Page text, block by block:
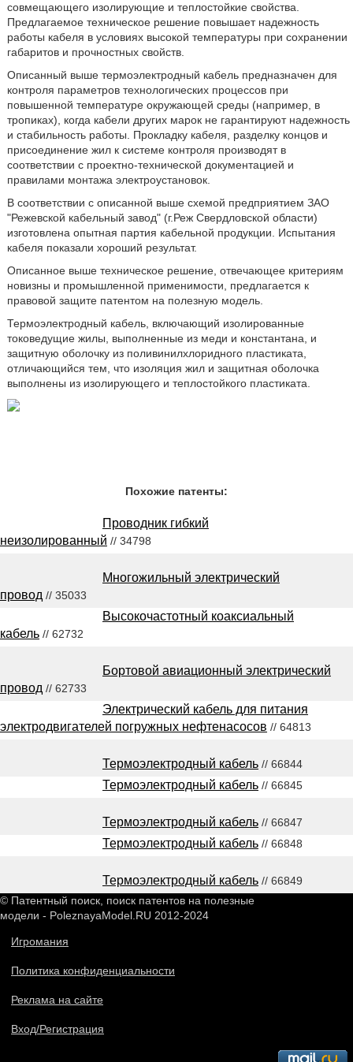
совмещающего изолирующие и теплостойкие свойства.
Предлагаемое техническое решение повышает надежность
работы кабеля в условиях высокой температуры при сохранении
габаритов и прочностных свойств.
Описанный выше термоэлектродный кабель предназначен для
контроля параметров технологических процессов при
повышенной температуре окружающей среды (например, в
тропиках), когда кабели других марок не гарантируют надежность
и стабильность работы. Прокладку кабеля, разделку концов и
присоединение жил к системе контроля производят в
соответствии с проектно-технической документацией и
правилами монтажа электроустановок.
В соответствии с описанной выше схемой предприятием ЗАО
"Режевской кабельный завод" (г.Реж Свердловской области)
изготовлена опытная партия кабельной продукции. Испытания
кабеля показали хороший результат.
Описанное выше техническое решение, отвечающее критериям
новизны и промышленной применимости, предлагается к
правовой защите патентом на полезную модель.
Термоэлектродный кабель, включающий изолированные
токоведущие жилы, выполненные из меди и константана, и
защитную оболочку из поливинилхлоридного пластиката,
отличающийся тем, что изоляция жил и защитная оболочка
выполнены из изолирующего и теплостойкого пластиката.
Похожие патенты:
Проводник гибкий
неизолированный // 34798
Многожильный электрический
провод // 35033
Высокочастотный коаксиальный
кабель // 62732
Бортовой авиационный электрический
провод // 62733
Электрический кабель для питания
электродвигателей погружных нефтенасосов // 64813
Термоэлектродный кабель // 66844
Термоэлектродный кабель // 66845
Термоэлектродный кабель // 66847
Термоэлектродный кабель // 66848
Термоэлектродный кабель // 66849
© Патентный поиск, поиск патентов на полезные
модели - PoleznayaModel.RU 2012-2024
Игромания
Политика конфиденциальности
Реклама на сайте
Вход/Регистрация